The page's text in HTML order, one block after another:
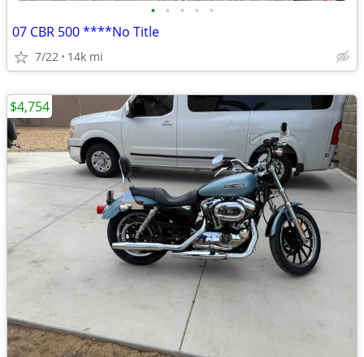
• • • • •
07 CBR 500 ****No Title
7/22 14k mi
$4,754